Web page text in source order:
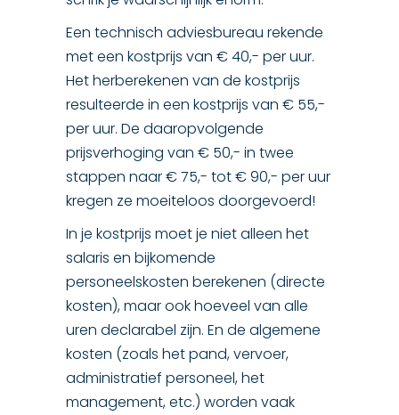
Een technisch adviesbureau rekende
met een kostprijs van € 40,- per uur.
Het herberekenen van de kostprijs
resulteerde in een kostprijs van € 55,-
per uur. De daaropvolgende
prijsverhoging van € 50,- in twee
stappen naar € 75,- tot € 90,- per uur
kregen ze moeiteloos doorgevoerd!
In je kostprijs moet je niet alleen het
salaris en bijkomende
personeelskosten berekenen (directe
kosten), maar ook hoeveel van alle
uren declarabel zijn. En de algemene
kosten (zoals het pand, vervoer,
administratief personeel, het
management, etc.) worden vaak